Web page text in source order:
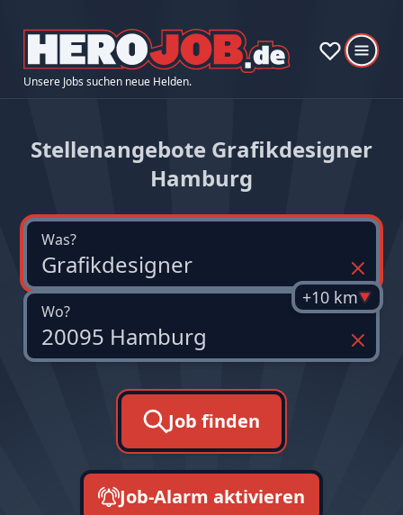
Unsere Jobs suchen neue Helden.
Stellenangebote Grafikdesigner
Hamburg
Was?
Wo?
+10 km
Job finden
Job-Alarm aktivieren